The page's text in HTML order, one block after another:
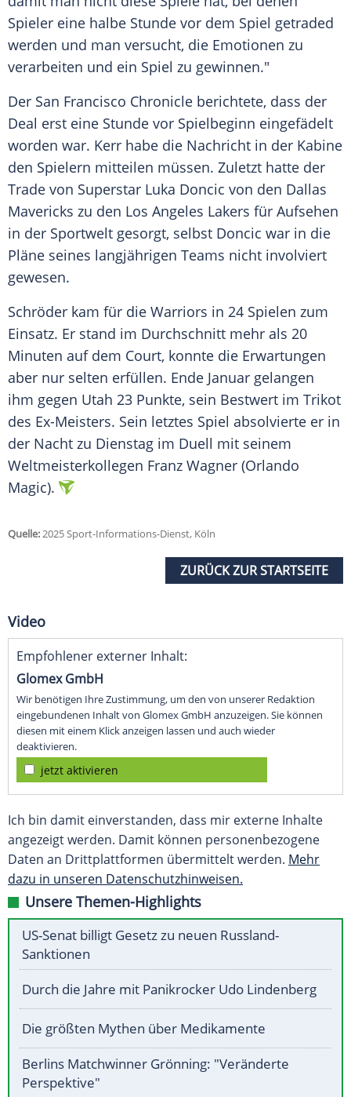
Spieler eine halbe Stunde vor dem Spiel getraded
werden und man versucht, die Emotionen zu
verarbeiten und ein Spiel zu gewinnen."
Der San Francisco Chronicle berichtete, dass der
Deal erst eine Stunde vor Spielbeginn eingefädelt
worden war. Kerr habe die Nachricht in der Kabine
den Spielern mitteilen müssen. Zuletzt hatte der
Trade von Superstar Luka Doncic von den Dallas
Mavericks zu den Los Angeles Lakers für Aufsehen
in der Sportwelt gesorgt, selbst Doncic war in die
Pläne seines langjährigen Teams nicht involviert
gewesen.
Schröder kam für die Warriors in 24 Spielen zum
Einsatz. Er stand im Durchschnitt mehr als 20
Minuten auf dem Court, konnte die Erwartungen
aber nur selten erfüllen. Ende Januar gelangen
ihm gegen Utah 23 Punkte, sein Bestwert im Trikot
des Ex-Meisters. Sein letztes Spiel absolvierte er in
der Nacht zu Dienstag im Duell mit seinem
Weltmeisterkollegen Franz Wagner (Orlando
Magic).
Quelle:2025 Sport-Informations-Dienst, Köln
ZURÜCK ZUR STARTSEITE
Video
Empfohlener externer Inhalt:
Glomex GmbH
Wir benötigen Ihre Zustimmung, um den von unserer Redaktion
eingebundenen Inhalt von Glomex GmbH anzuzeigen. Sie können
diesen mit einem Klick anzeigen lassen und auch wieder
deaktivieren.
jetzt aktivieren
Ich bin damit einverstanden, dass mir externe Inhalte
angezeigt werden. Damit können personenbezogene
Daten an Drittplattformen übermittelt werden. Mehr
dazu in unseren Datenschutzhinweisen.
Unsere Themen-Highlights
US-Senat billigt Gesetz zu neuen Russland-
Sanktionen
Durch die Jahre mit Panikrocker Udo Lindenberg
Die größten Mythen über Medikamente
Berlins Matchwinner Grönning: "Veränderte
Perspektive"